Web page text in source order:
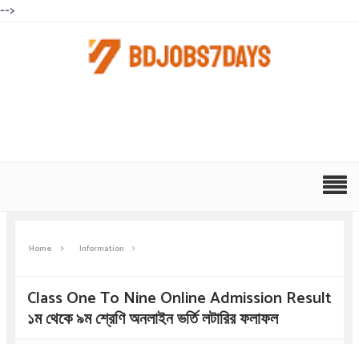
-->
Home Information
Class One To Nine Online Admission Result
১ম থেকে ৯ম শ্রেণি অনলাইন ভর্তি লটারির ফলাফল